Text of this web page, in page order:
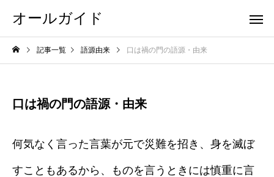
オールガイド
記事一覧 語源由来 口は禍の門の語源・由来
口は禍の門の語源・由来
何気なく言った言葉が元で災難を招き、身を滅ぼ
すこともあるから、ものを言うときには慎重に言